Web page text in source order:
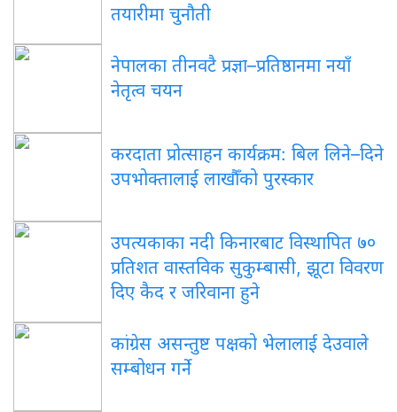
तयारीमा चुनौती
नेपालका तीनवटै प्रज्ञा–प्रतिष्ठानमा नयाँ
नेतृत्व चयन
करदाता प्रोत्साहन कार्यक्रम: बिल लिने–दिने
उपभोक्तालाई लाखौँको पुरस्कार
उपत्यकाका नदी किनारबाट विस्थापित ७०
प्रतिशत वास्तविक सुकुम्बासी, झूटा विवरण
दिए कैद र जरिवाना हुने
कांग्रेस असन्तुष्ट पक्षको भेलालाई देउवाले
सम्बोधन गर्ने